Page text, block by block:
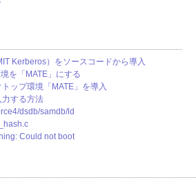
Kerberos）をソースコードから導入
を「MATE」にする
ップ環境「MATE」を導入
する方法
dsdb/samdb/ld
Could not boot